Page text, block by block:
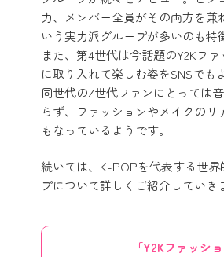
力、メンバー全員がその両方を兼
いう実力派グループが多いのも特
また、第4世代は今話題のY2Kフ
に取り入れて楽しむ姿をSNSでも
同世代のZ世代ファンにとっては
らず、ファッションやメイクのリ
もなっているようです。
続いては、K-POPを代表する世界
プについて詳しくご紹介していき
「Y2Kファッシ